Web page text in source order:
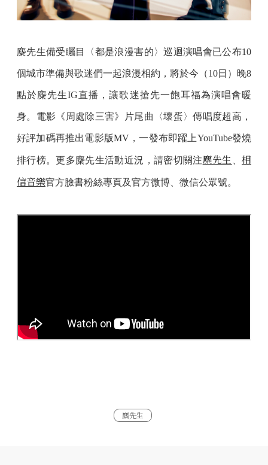
麋先生備受矚目〈都是浪漫害的〉巡迴演唱會已公布10
個城市準備與歌迷們一起浪漫相約，將於今（10日）晚8
點於麋先生IG直播，讓歌迷搶先一飽耳福為演唱會暖
身。電影《周處除三害》片尾曲〈壞蛋〉傳唱度超高，
好評加碼再推出電影版MV，一發布即躍上YouTube發燒
排行榜。更多麋先生活動近況，請密切關注麋先生 、相
信音樂官方臉書粉絲專頁及官方微博、微信公眾號。
麋先生